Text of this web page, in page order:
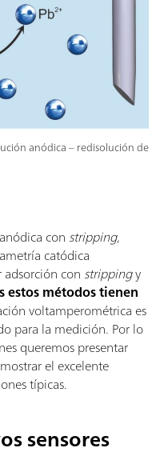
anódica – redisolución de
con stripping,
catódica
con strippingy
estos métodos tienen
voltamperométrica es
para la medición. Por lo
queremos presentar
el excelente
típicas.
sensores